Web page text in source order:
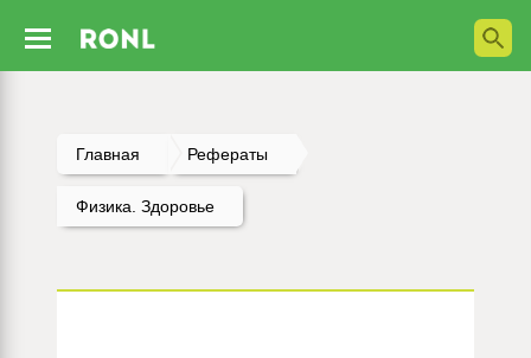
Главная Рефераты
Физика. Здоровье